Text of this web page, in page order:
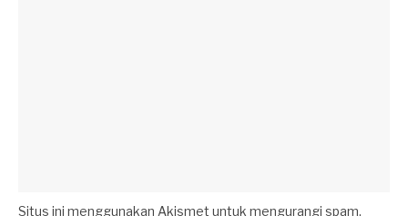
Situs ini menggunakan Akismet untuk mengurangi spam.